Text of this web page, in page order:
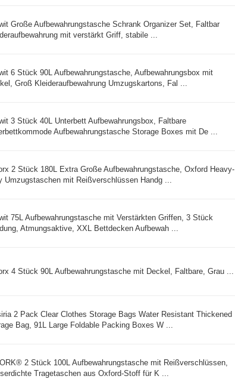
Große Aufbewahrungstasche Schrank Organizer Set, Faltbar
mit verstärkt Griff, stabile ...
6 Stück 90L Aufbewahrungstasche, Aufbewahrungsbox mit
Groß Kleideraufbewahrung Umzugskartons, Fal ...
3 Stück 40L Unterbett Aufbewahrungsbox, Faltbare
Aufbewahrungstasche Storage Boxes mit De ...
2 Stück 180L Extra Große Aufbewahrungstasche, Oxford Heavy-
Umzugstaschen mit Reißverschlüssen Handg ...
75L Aufbewahrungstasche mit Verstärkten Griffen, 3 Stück
Atmungsaktive, XXL Bettdecken Aufbewah ...
4 Stück 90L Aufbewahrungstasche mit Deckel, Faltbare, Grau ...
2 Pack Clear Clothes Storage Bags Water Resistant Thickened
Bag, 91L Large Foldable Packing Boxes W ...
2 Stück 100L Aufbewahrungstasche mit Reißverschlüssen,
Tragetaschen aus Oxford-Stoff für K ...